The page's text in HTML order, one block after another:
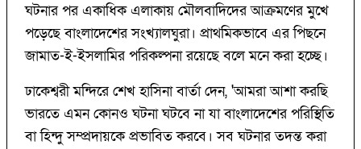
ঘটনার পর একাধিক এলাকায় মৌলবাদিদের আক্রমণের মুখে
পড়েছে বাংলাদেশের সংখ্যালঘুরা। প্রাথমিকভাবে এর পিছনে
জামাত-ই-ইসলামির পরিকল্পনা রয়েছে বলে মনে করা হচ্ছে।
ঢাকেশ্বরী মন্দিরে শেখ হাসিনা বার্তা দেন, 'আমরা আশা করছি
ভারতে এমন কোনও ঘটনা ঘটবে না যা বাংলাদেশের পরিস্থিতি
বা হিন্দু সম্প্রদায়কে প্রভাবিত করবে। সব ঘটনার তদন্ত করা